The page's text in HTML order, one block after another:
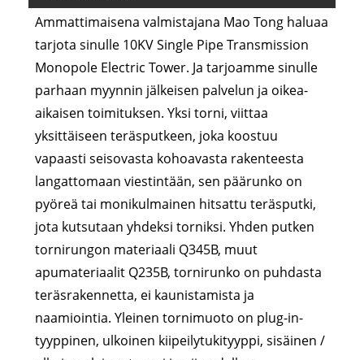
Ammattimaisena valmistajana Mao Tong haluaa
tarjota sinulle 10KV Single Pipe Transmission
Monopole Electric Tower. Ja tarjoamme sinulle
parhaan myynnin jälkeisen palvelun ja oikea-
aikaisen toimituksen. Yksi torni, viittaa
yksittäiseen teräsputkeen, joka koostuu
vapaasti seisovasta kohoavasta rakenteesta
langattomaan viestintään, sen päärunko on
pyöreä tai monikulmainen hitsattu teräsputki,
jota kutsutaan yhdeksi torniksi. Yhden putken
tornirungon materiaali Q345B, muut
apumateriaalit Q235B, tornirunko on puhdasta
teräsrakennetta, ei kaunistamista ja
naamiointia. Yleinen tornimuoto on plug-in-
tyyppinen, ulkoinen kiipeilytukityyppi, sisäinen /